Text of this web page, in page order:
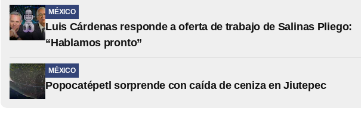
MÉXICO
Luis Cárdenas responde a oferta de trabajo de Salinas Pliego:
“Hablamos pronto”
MÉXICO
Popocatépetl sorprende con caída de ceniza en Jiutepec